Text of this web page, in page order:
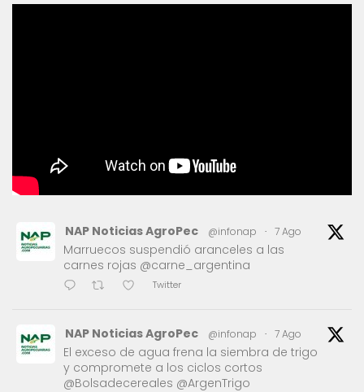
NAP Noticias AgroPec @infonap · 7 Ago
Marruecos suspendió aranceles a las
carnes rojas @carne_argentina
Twitter
NAP Noticias AgroPec @infonap · 7 Ago
El exceso de agua frena la siembra de trigo
y compromete a los ciclos cortos
@Bolsadecereales @ArgenTrigo